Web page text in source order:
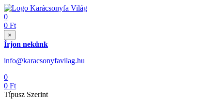
0
0 Ft
×
Írjon nekünk
info@karacsonyfavilag.hu
0
0 Ft
Típusz Szerint